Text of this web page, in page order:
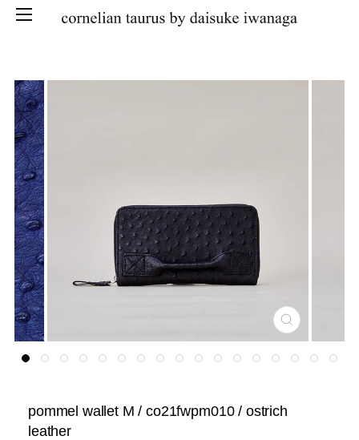
SKIP
CLOSE
pommel wallet M / co21fwpm010 / ostrich
leather